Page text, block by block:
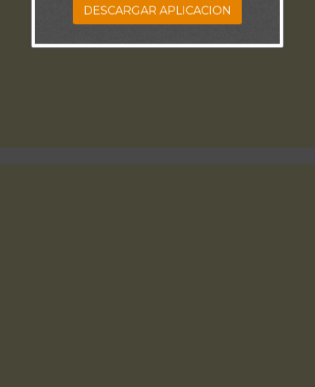
DESCARGAR APLICACION